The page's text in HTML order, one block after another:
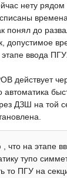
нету рядом
понял до
допустимое
этапе ввода
действует
автоматика
ДЗШ на той
что на этапе
тупо
то ПГУ на